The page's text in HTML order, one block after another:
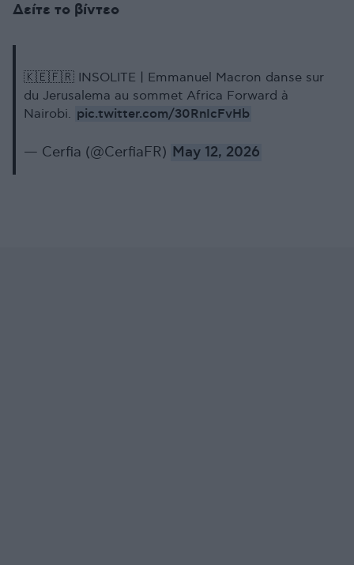
Δείτε το βίντεο
🇰🇪🇫🇷 INSOLITE | Emmanuel Macron danse sur
du Jerusalema au sommet Africa Forward à
Nairobi. pic.twitter.com/30RnIcFvHb
— Cerfia (@CerfiaFR) May 12, 2026